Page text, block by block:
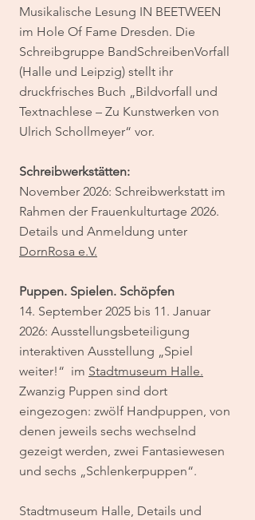
Musikalische Lesung IN BEETWEEN
im Hole Of Fame Dresden. Die
Schreibgruppe BandSchreibenVorfall
(Halle und Leipzig) stellt ihr
druckfrisches Buch „Bildvorfall und
Textnachlese – Zu Kunstwerken von
Ulrich Schollmeyer“ vor.
Schreibwerkstätten:
November 2026: Schreibwerkstatt im
Rahmen der Frauenkulturtage 2026.
Details und Anmeldung unter
DornRosa e.V.
Puppen. Spielen. Schöpfen
14. September 2025 bis 11. Januar
2026: Ausstellungsbeteiligung
interaktiven Ausstellung „Spiel
weiter!“ im Stadtmuseum Halle.
Zwanzig Puppen sind dort
eingezogen: zwölf Handpuppen, von
denen jeweils sechs wechselnd
gezeigt werden, zwei Fantasiewesen
und sechs „Schlenkerpuppen“.
Stadtmuseum Halle, Details und